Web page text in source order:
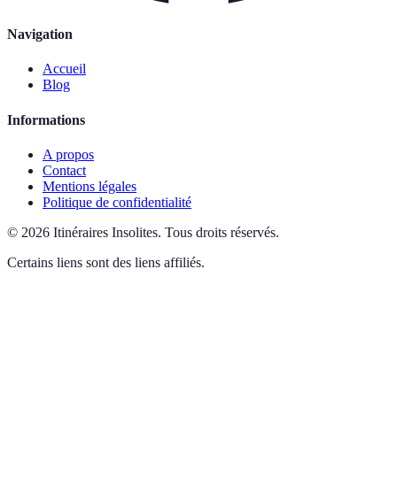
Navigation
Accueil
Blog
Informations
A propos
Contact
Mentions légales
Politique de confidentialité
© 2026 Itinéraires Insolites. Tous droits réservés.
Certains liens sont des liens affiliés.